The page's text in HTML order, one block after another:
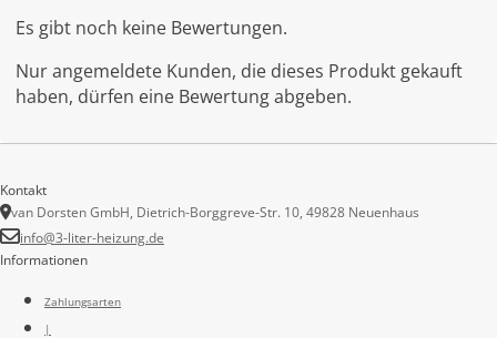
Es gibt noch keine Bewertungen.
Nur angemeldete Kunden, die dieses Produkt gekauft
haben, dürfen eine Bewertung abgeben.
Informationen
Zahlungsarten
|
Kontakt
van Dorsten GmbH, Dietrich-Borggreve-Str. 10, 49828 Neuenhaus
info@3-liter-heizung.de